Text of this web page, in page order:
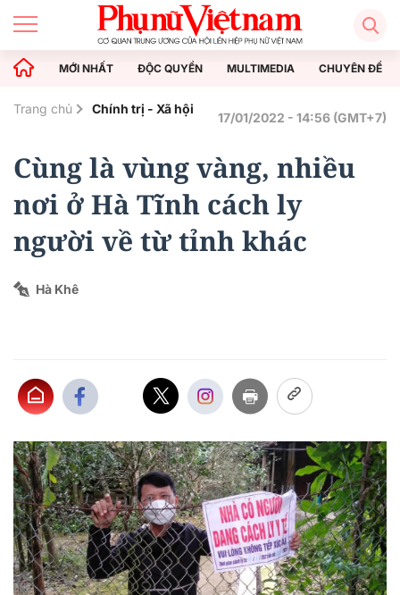
MỚI NHẤT ĐỘC QUYỀN MULTIMEDIA CHUYÊN ĐỀ
Trang chủ Chính trị - Xã hội
17/01/2022 - 14:56 (GMT+7)
Cùng là vùng vàng, nhiều
nơi ở Hà Tĩnh cách ly
người về từ tỉnh khác
Hà Khê